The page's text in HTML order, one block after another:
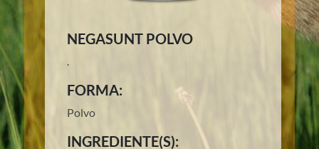
NEGASUNT POLVO
.
FORMA:
Polvo
INGREDIENTE(S):